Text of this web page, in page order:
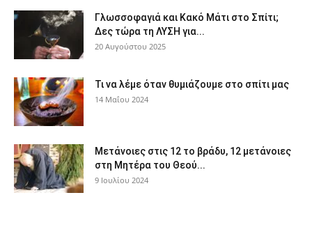
Γλωσσοφαγιά και Κακό Μάτι στο Σπίτι;
Δες τώρα τη ΛΥΣΗ για...
20 Αυγούστου 2025
Τι να λέμε όταν θυμιάζουμε στο σπίτι μας
14 Μαΐου 2024
Μετάνοιες στις 12 το βράδυ, 12 μετάνοιες
στη Μητέρα του Θεού...
9 Ιουλίου 2024